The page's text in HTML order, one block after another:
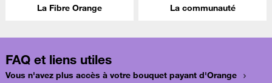
La Fibre Orange La communauté
FAQ et liens utiles
Vous n'avez plus accès à votre bouquet payant d'Orange